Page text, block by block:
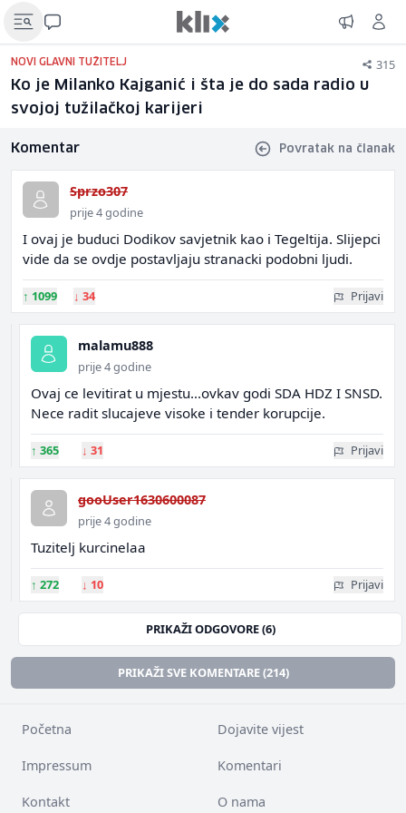
NOVI GLAVNI TUŽITELJ 315
Ko je Milanko Kajganić i šta je do sada radio u
svojoj tužilačkoj karijeri
Komentar Povratak na članak
Sprzo307
prije 4 godine
I ovaj je buduci Dodikov savjetnik kao i Tegeltija. Slijepci
vide da se ovdje postavljaju stranacki podobni ljudi.
↑ 1099 ↓ 34 Prijavi
malamu888
prije 4 godine
Ovaj ce levitirat u mjestu...ovkav godi SDA HDZ I SNSD.
Nece radit slucajeve visoke i tender korupcije.
↑ 365 ↓ 31 Prijavi
gooUser1630600087
prije 4 godine
Tuzitelj kurcinelaa
↑ 272 ↓ 10 Prijavi
PRIKAŽI ODGOVORE (6)
PRIKAŽI SVE KOMENTARE (214)
Početna Dojavite vijest
Impressum Komentari
Kontakt O nama